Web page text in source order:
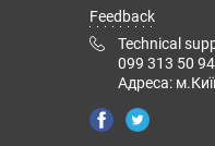
Feedback
Technical
099 313 50 94
Адреса: